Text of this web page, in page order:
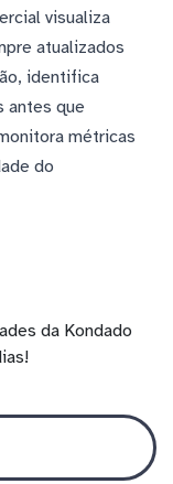
visualiza
atualizados
identifica
antes que
métricas
do
da Kondado